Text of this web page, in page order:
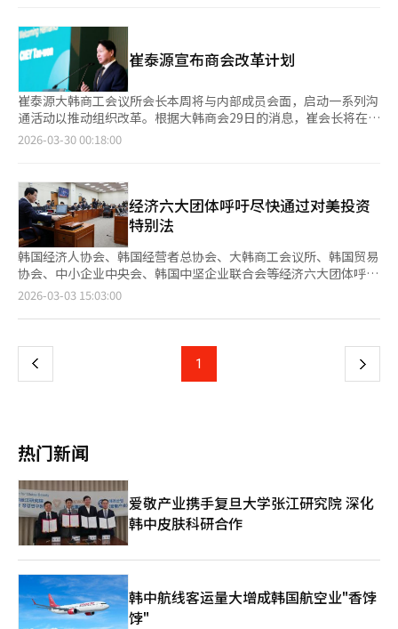
李在明总统的会谈而备受关注。两国领导人表示，未来十年内将努
力将投资企业的就业规模增加至8万人，并开启人文交流100万人
时代。 另一方面，成立于1986年的FKCCI今年迎来40周年，是推
动韩法商业合作的机构，目前拥有475家以上的会员。根据2024年
的数据，FKCCI在韩国外商商会中销售额排名第三，在全球法国海
外商会中连续两年排名第六，进一步提升了在韩国的影响力。 ※
本报道经人工智能（AI）系统翻译与编辑。
引用户，并确保最低规模。国会的韩中议员联盟是一个由145名跨
党派议员组成的平台，致力于通过研讨会和议会外交在外交、经
济、尖端产业和文化等领域进行实质性政策讨论。※ 本报道经人
工智能（AI）系统翻译与编辑。
案，而是直接回应现场提问，鼓励内部团结以推动组织革新。崔会
长表示：“虽然是困难时期，但作为大韩商工会议所会长，我相信
可以克服。仅靠一次沟通是不够的，我们需要自我诊断问题所在，
并加强内部沟通。”此前，大韩商工会议所引用2月的海外调查结
果发布高资产人士流失情况，但因数据可信度不足，引发“假新
闻”争议。对此，崔会长表示：“深感责任重大，不仅要严肃处理
相关人员，还要全面重整决策结构和内部控制系统。”因此，大韩
商工会议所正在推进专业性增强、社会责任重塑和组织文化创新
新。※ 本报道经人工智能（AI）系统翻译与编辑。
崔泰源宣布商会改革计划
崔泰源大韩商工会议所会长本周将与内部成员会面，启动一系列沟
通活动以推动组织改革。根据大韩商会29日的消息，崔会长将在
31日召开全国商会会长会议，并于2日举行市政厅会议，分享三大
革方案并与成员交流意见。大韩商会计划设立“经济研究总管”职
位，通过外部招聘来增强专业性，负责调查研究功能并审核对外发
布的材料。此外，还将整合现有的研究机构，如可持续发展倡议
（SGI）、调查总部和产业创新总部等相关组织。政策建议方式也
将从以企业利益为中心转变为评估对劳工和弱势群体等多方利益相
关者的影响。此前，大韩商会已根据3月20日产业通商部的审计结
果进行了人事调整。随着对惩戒和整改要求的回复完成，与政府
因“遗产税假新闻”争议而紧张的关系有望恢复正常。※ 本报道
经人工智能（AI）系统翻译与编辑。
2026-03-30 00:18:00
经济六大团体呼吁尽快通过对美投资
特别法
韩国经济人协会、韩国经营者总协会、大韩商工会议所、韩国贸易
协会、中小企业中央会、韩国中坚企业联合会等经济六大团体呼吁
国会尽快通过对美投资特别法。经济六大团体在3日的紧急声明中
的判决，贸易环境的不确定性加剧。美国可能利用替代法案维持现
特别法的通过迫在眉睫。”他们指出，“半导体、汽车、医药等韩
国主要产业的对美出口受到直接影响，产业竞争力下降令人担忧。
限内迅速通过对美投资特别法。”※ 本报道经人工智能（AI）系统
翻译与编辑。
2026-03-03 15:03:00
上
页
1 下
热门新闻
爱敬产业携手复旦大学张江研究院 深化
韩中皮肤科研合作
韩中航线客运量大增成韩国航空业"香饽
饽"